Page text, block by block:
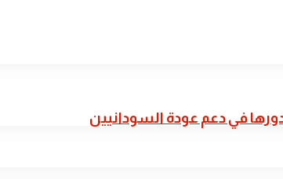
في دعم عودة السودانيين